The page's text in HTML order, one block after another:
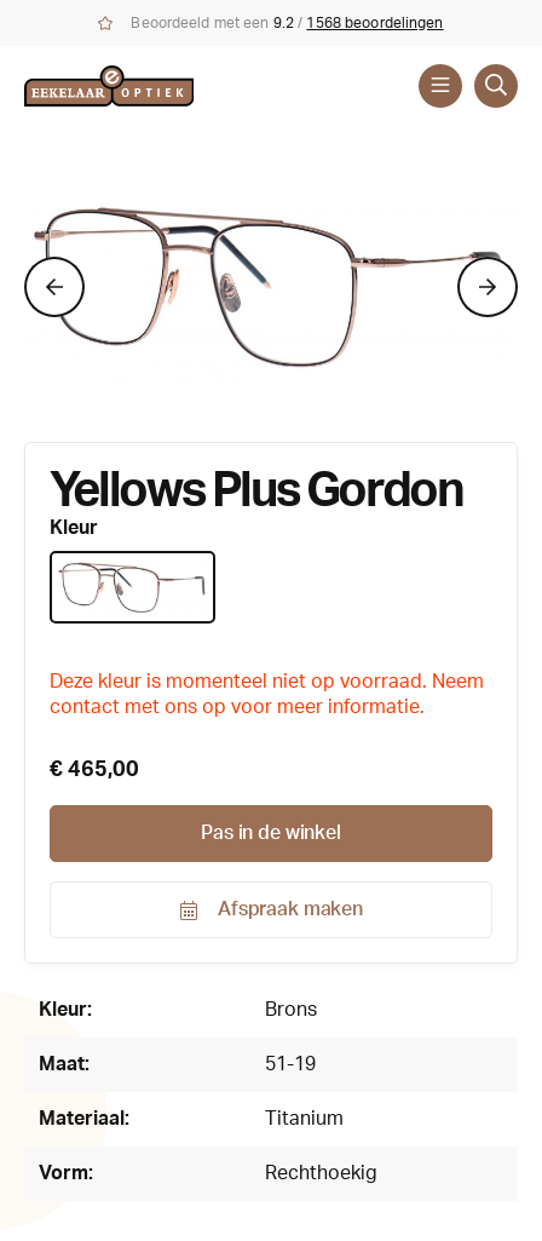
Beoordeeld met een 9.2 / 1568 beoordelingen
Merken
Yellows Plus Gordon
Kleur
Deze kleur is momenteel niet op voorraad. Neem
contact met ons op voor meer informatie.
€ 465,00
Pas in de winkel
Afspraak maken
Kleur:
Brons
Maat: 51-19
Materiaal: Titanium
Vorm: Rechthoekig